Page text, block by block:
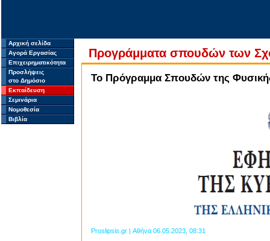
Αρχική σελίδα
Αγορά Εργασίας
Επιχειρηματικότητα
Προσλήψεις
στο Δημόσιο
Εκπαίδευση
Σεμινάρια
Νομοθεσία
Βιβλία
Προγράμματα σπουδών των
Το Πρόγραμμα Σπουδών της
Proslipsis.gr | Αθήνα 06.05.2023, 08:31